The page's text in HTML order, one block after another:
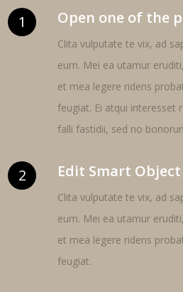
1 Open one of the
Clita vulputate te vix, ad
eum. Mei ea utamur
et mea legere ridens
feugiat. Ei atqui interesset
falli fastidii, sed no
2 Edit Smart Object
Clita vulputate te vix, ad
eum. Mei ea utamur
et mea legere ridens
feugiat.